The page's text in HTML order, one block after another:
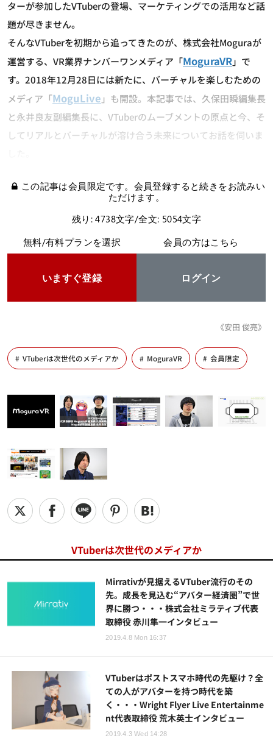
ターが参加したVTuberの登場、マーケティングでの活用など話
題が尽きません。
そんなVTuberを初期から追ってきたのが、株式会社Moguraが
運営する、VR業界ナンバーワンメディア「MoguraVR」で
す。2018年12月28日には新たに、バーチャルを楽しむための
メディア「MoguLive 」も開設。本記事では、久保田瞬編集長
と永井良友副編集長に、VTuberのムーブメントの原点と今、そ
してリアルとバーチャルが溶け合う未来についてお話を伺いま
この記事は会員限定です。会員登録すると続きをお読みい
ただけます。
残り: 4738文字/全文: 5054文字
無料/有料プランを選択
いますぐ登録
会員の方はこちら
ログイン
《安田 俊亮》
VTuberは次世代のメディアか MoguraVR 会員限定
VTuberは次世代のメディアか
Mirrativが見据えるVTuber流行のその
先。成長を見込む“アバター経済圏”で世
界に勝つ・・・株式会社ミラティブ代表
取締役 赤川隼一インタビュー
2019.4.8 Mon 16:37
VTuberはポストスマホ時代の先駆け？全
ての人がアバターを持つ時代を築
く・・・Wright Flyer Live Entertainme
nt代表取締役 荒木英士インタビュー
2019.4.3 Wed 14:28